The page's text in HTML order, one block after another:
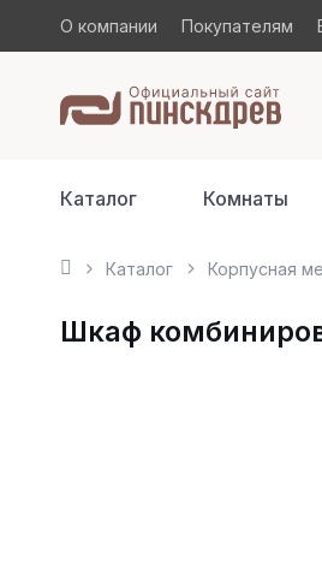
О компании Покупателям
Каталог Комнаты
Каталог Корпусная
Шкаф